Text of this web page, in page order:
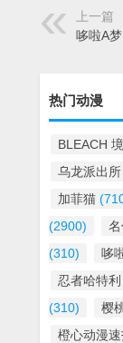
上一篇
哆啦A
热门动漫
BLEACH
乌龙派出所
加菲猫
(2900)
(310)
哆
忍者哈特
(310)
樱
橙心动漫速